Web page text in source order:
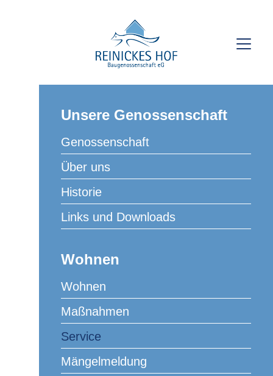
Unsere Genossenschaft
Genossenschaft
Über uns
Historie
Links und Downloads
Wohnen
Wohnen
Maßnahmen
Service
Mängelmeldung